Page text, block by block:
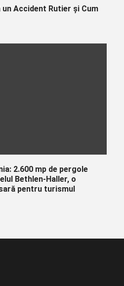
un Accident Rutier și Cum
2.600 mp de pergole
Bethlen-Haller, o
pentru turismul